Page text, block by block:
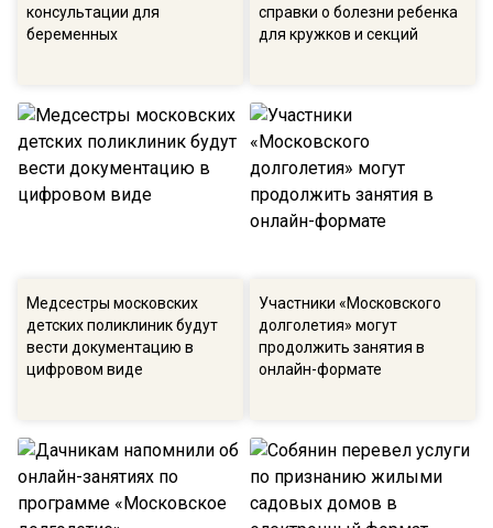
консультации для
беременных
справки о болезни ребенка
для кружков и секций
Медсестры московских
детских поликлиник будут
вести документацию в
цифровом виде
Участники «Московского
долголетия» могут
продолжить занятия в
онлайн-формате